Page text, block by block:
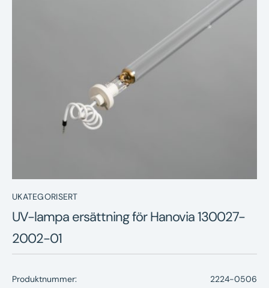
Underhållstips
Kontakt
UKATEGORISERT
UV-lampa ersättning för Hanovia 130027-
2002-01
Produktnummer: 2224-0506